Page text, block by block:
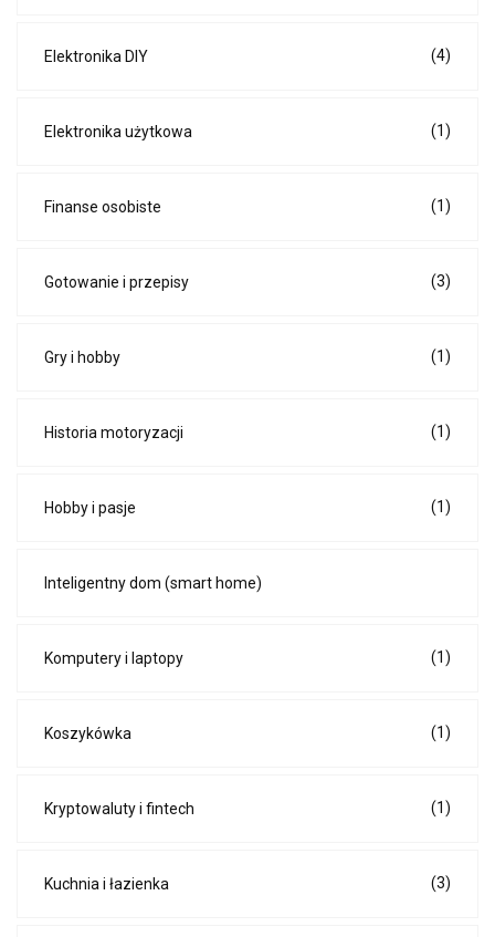
Elektronika DIY (4)
Elektronika użytkowa (1)
Finanse osobiste (1)
Gotowanie i przepisy (3)
Gry i hobby (1)
Historia motoryzacji (1)
Hobby i pasje (1)
Inteligentny dom (smart home)
Komputery i laptopy (1)
Koszykówka (1)
Kryptowaluty i fintech (1)
Kuchnia i łazienka (3)